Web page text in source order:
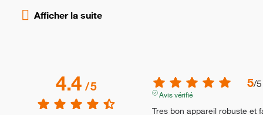
4.4/5 5/5
Avis vérifié
Tres bon appareil robuste et